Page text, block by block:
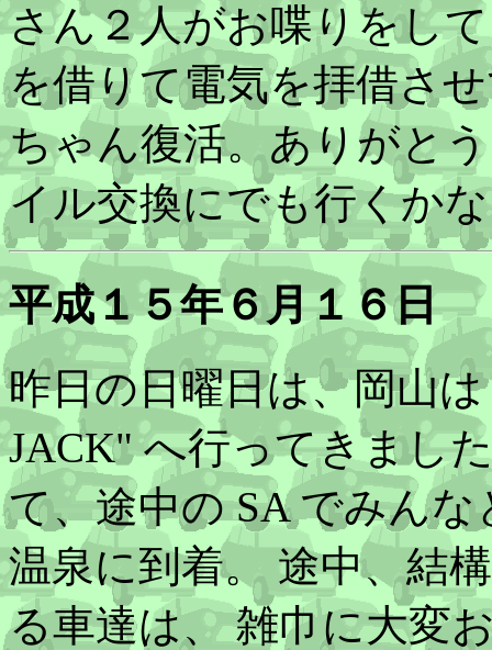
さん２人がお喋りをし
を借りて電気を拝借さ
ちゃん復活。ありがと
イル交換にでも行くか
平成１５年６月１６日
昨日の日曜日は、岡山
JACK" へ行ってきまし
て、途中の SA でみん
温泉に到着。 途中、結
る車達は、 雑巾に大変